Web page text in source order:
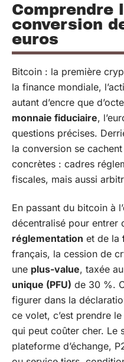
Comprendre
conversion
euros
Bitcoin : la première
la finance mondiale,
autant d’encre que
monnaie fiduciaire,
questions précises.
la conversion se
concrètes : cadres
fiscales, mais aussi
En passant du bitcoin à
décentralisé pour entrer
réglementation et de la
français, la cession de
une plus-value, taxée au
unique (PFU) de 30 %.
figurer dans la
ce volet, c’est prendre
qui peut coûter cher. Le
plateforme d’échange,